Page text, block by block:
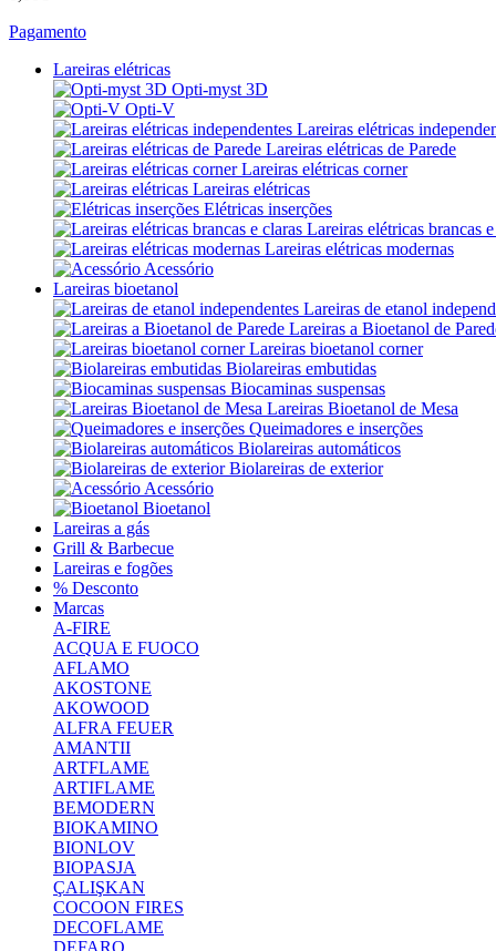
Pagamento
Lareiras elétricas
Opti-myst 3D
Opti-V
Lareiras elétricas
Lareiras elétricas de Parede
Lareiras elétricas corner
Lareiras elétricas
Elétricas inserções
Lareiras elétricas brancas
Lareiras elétricas modernas
Acessório
Lareiras bioetanol
Lareiras de etanol
Lareiras a Bioetanol de
Lareiras bioetanol corner
Biolareiras embutidas
Biocaminas suspensas
Lareiras Bioetanol de Mesa
Queimadores e inserções
Biolareiras automáticos
Biolareiras de exterior
Acessório
Bioetanol
Lareiras a gás
Grill & Barbecue
Lareiras e fogões
% Desconto
Marcas
A-FIRE
ACQUA E FUOCO
AFLAMO
AKOSTONE
AKOWOOD
ALFRA FEUER
AMANTII
ARTFLAME
ARTIFLAME
BEMODERN
BIOKAMINO
BIONLOV
BIOPASJA
ÇALIŞKAN
COCOON FIRES
DECOFLAME
DEFARO